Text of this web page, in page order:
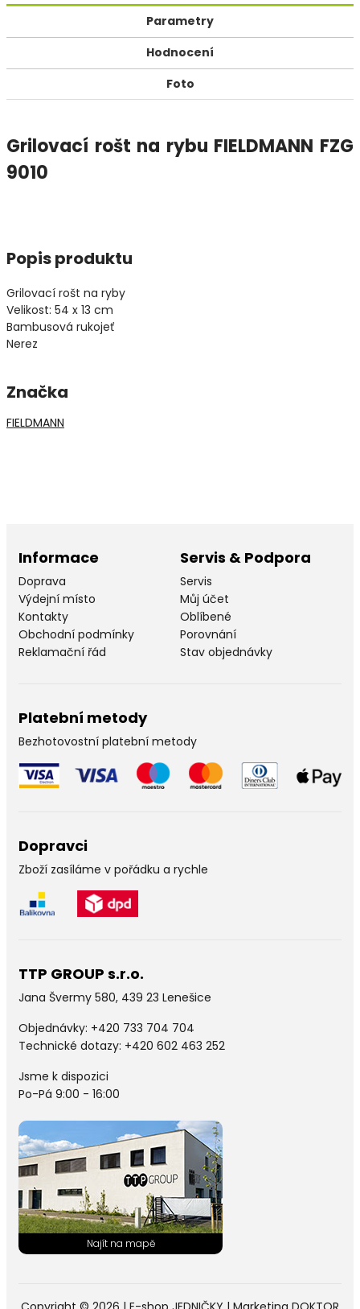
Parametry
Hodnocení
Foto
Grilovací rošt na rybu FIELDMANN FZG
9010
Popis produktu
Grilovací rošt na ryby
Velikost: 54 x 13 cm
Bambusová rukojeť
Nerez
Značka
FIELDMANN
Informace
Doprava
Výdejní místo
Kontakty
Obchodní podmínky
Reklamační řád
Servis & Podpora
Servis
Můj účet
Oblíbené
Porovnání
Stav objednávky
Platební metody
Bezhotovostní platební metody
Dopravci
Zboží zasíláme v pořádku a rychle
TTP GROUP s.r.o.
Jana Švermy 580, 439 23 Lenešice
Objednávky: +420 733 704 704
Technické dotazy: +420 602 463 252
Jsme k dispozici
Po-Pá 9:00 - 16:00